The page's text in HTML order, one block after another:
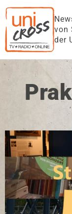
von
der